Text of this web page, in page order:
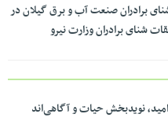
برادران صنعت آب و برق گیلان در
شنای برادران وزارت نیرو
نویدبخش حیات و آگاهی‌اند